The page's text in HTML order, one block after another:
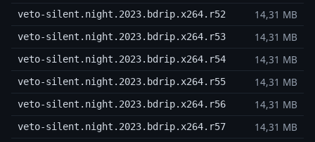
veto-silent.night.2023.bdrip.x264.r52 14,31 MB
veto-silent.night.2023.bdrip.x264.r53 14,31 MB
veto-silent.night.2023.bdrip.x264.r54 14,31 MB
veto-silent.night.2023.bdrip.x264.r55 14,31 MB
veto-silent.night.2023.bdrip.x264.r56 14,31 MB
veto-silent.night.2023.bdrip.x264.r57 14,31 MB